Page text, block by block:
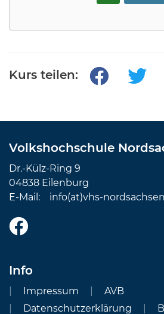
Kurs teilen:
Volkshochschule
Dr.-Külz-Ring 9
04838 Eilenburg
E-Mail: info(at)vhs-
Info
Impressum
AVB
Datenschutzerklärung